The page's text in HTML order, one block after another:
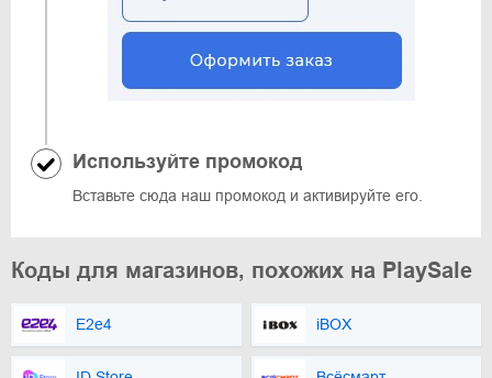
Используйте промокод
Вставьте сюда наш промокод и активируйте его.
Коды для магазинов, похожих на PlaySale
E2e4 iBOX